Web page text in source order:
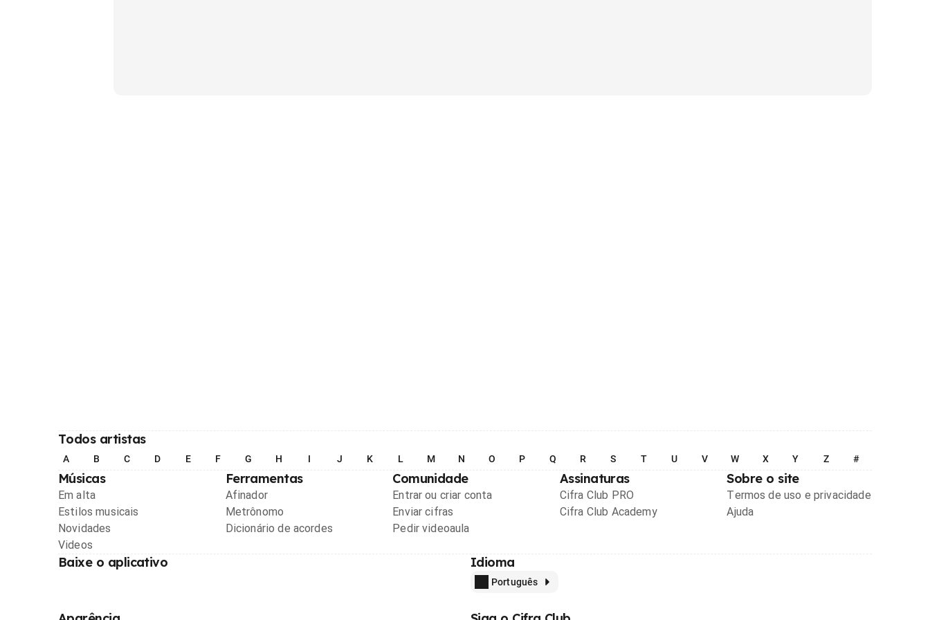
Todos artistas
A B C D E F G H I J K L M N O P Q R S T U V W X Y Z #
Músicas
Em alta
Estilos musicais
Novidades
Videos
Ferramentas
Afinador
Metrônomo
Dicionário de acordes
Comunidade
Entrar ou criar conta
Enviar cifras
Pedir videoaula
Assinaturas
Cifra Club PRO
Cifra Club Academy
Sobre o site
Termos de uso e privacidade
Ajuda
Baixe o aplicativo Idioma
Português